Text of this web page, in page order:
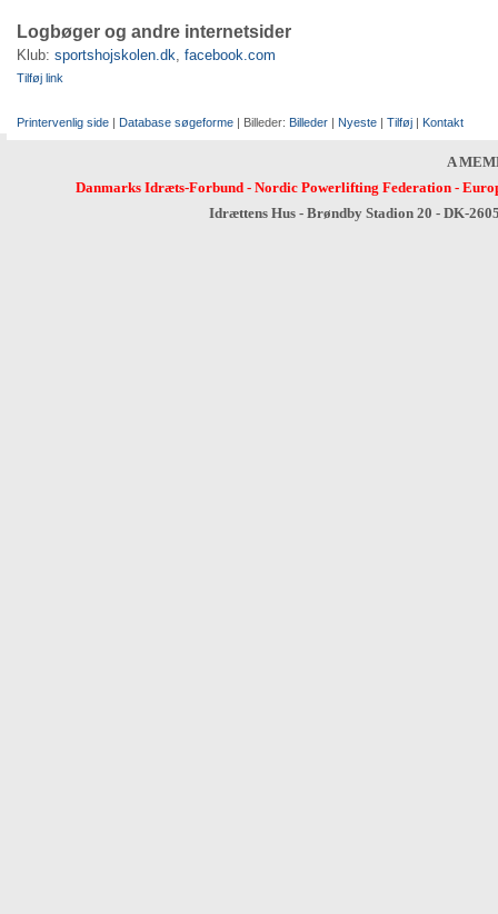
Logbøger og andre internetsider
Klub: sportshojskolen.dk, facebook.com
Tilføj link
Printervenlig side | Database søgeforme | Billeder: Billeder | Nyeste | Tilføj | Kontakt
A
Danmarks Idræts-Forbund- Nordic Powerlifting Federation-
Idrættens Hus - Brøndby Stadion 20 - DK-